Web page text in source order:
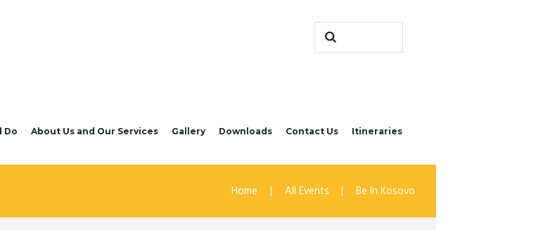
Do About Us and Our Services Gallery Downloads Contact Us Itineraries
Home All Events Be In Kosovo